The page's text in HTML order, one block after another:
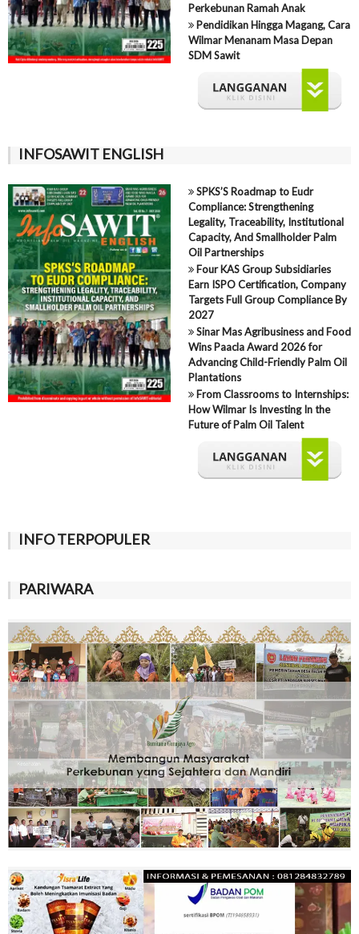
Perkebunan Ramah Anak
Pendidikan Hingga Magang, Cara
Wilmar Menanam Masa Depan
SDM Sawit
INFOSAWIT ENGLISH
SPKS’S Roadmap to Eudr
Compliance: Strengthening
Legality, Traceability, Institutional
Capacity, And Smallholder Palm
Oil Partnerships
Four KAS Group Subsidiaries
Earn ISPO Certification, Company
Targets Full Group Compliance By
2027
Sinar Mas Agribusiness and Food
Wins Paacla Award 2026 for
Advancing Child-Friendly Palm Oil
Plantations
From Classrooms to Internships:
How Wilmar Is Investing In the
Future of Palm Oil Talent
INFO TERPOPULER
PARIWARA